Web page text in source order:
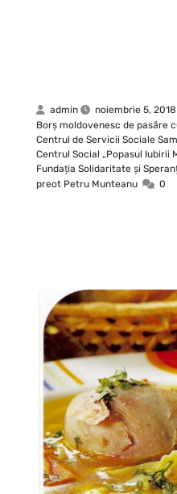
admin noiembrie 5, 2018
Borş moldovenesc de pasăre
Centrul de Servicii Sociale
Centrul Social „Popasul Iubirii
Fundaţia Solidaritate şi
preot Petru Munteanu
0